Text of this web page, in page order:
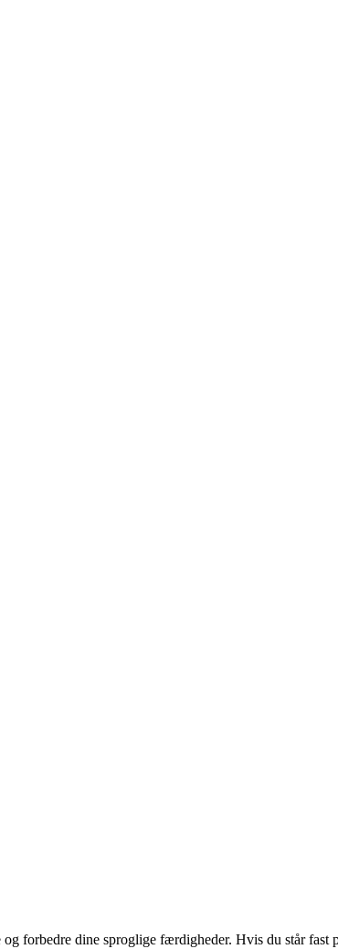
forbedre dine sproglige færdigheder. Hvis du står